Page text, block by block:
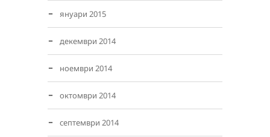
януари 2015
декември 2014
ноември 2014
октомври 2014
септември 2014